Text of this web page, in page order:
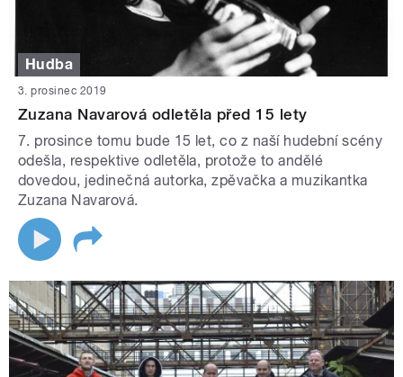
Hudba
3. prosinec 2019
Zuzana Navarová odletěla před 15 lety
7. prosince tomu bude 15 let, co z naší hudební scény
odešla, respektive odletěla, protože to andělé
dovedou, jedinečná autorka, zpěvačka a muzikantka
Zuzana Navarová.